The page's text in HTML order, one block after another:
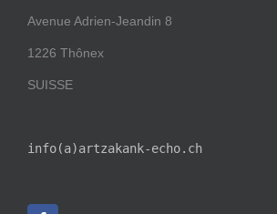
Avenue Adrien-Jeandin 8
1226 Thônex
SUISSE
info(a)artzakank-echo.ch